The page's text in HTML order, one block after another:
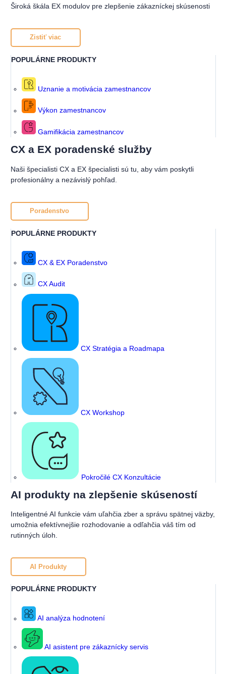
Široká škála EX modulov pre zlepšenie zákazníckej skúsenosti
Zistiť viac
POPULÁRNE PRODUKTY
Uznanie a motivácia zamestnancov
Výkon zamestnancov
Gamifikácia zamestnancov
CX a EX poradenské služby
Naši špecialisti CX a EX špecialisti sú tu, aby vám poskytli
profesionálny a nezávislý pohľad.
Poradenstvo
POPULÁRNE PRODUKTY
CX & EX Poradenstvo
CX Audit
CX Stratégia a Roadmapa
CX Workshop
Pokročilé CX Konzultácie
AI produkty na zlepšenie skúseností
Inteligentné AI funkcie vám uľahčia zber a správu spätnej väzby,
umožnia efektívnejšie rozhodovanie a odľahčia váš tím od
rutinných úloh.
AI Produkty
POPULÁRNE PRODUKTY
AI analýza hodnotení
AI asistent pre zákaznícky servis